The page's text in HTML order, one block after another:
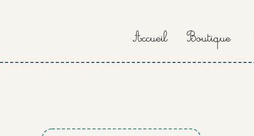
Accueil Boutique